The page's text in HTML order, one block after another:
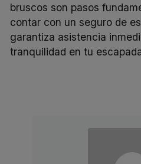
bruscos son pasos
contar con un seguro de
garantiza asistencia
tranquilidad en tu